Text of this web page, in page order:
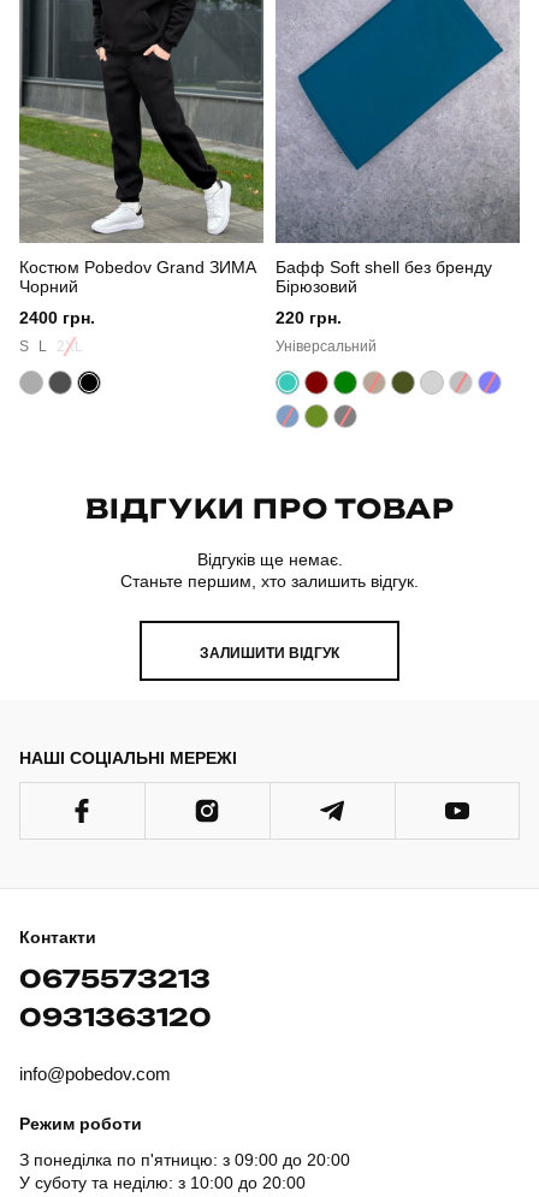
зима
чорний
Матеріал спецматеріал
Костюм Pobedov Grand ЗИМА
Чорний
2400 грн.
S L 2XL
Бафф Soft shell без бренду
Бірюзовий
220 грн.
Універсальний
ВІДГУКИ ПРО ТОВАР
Відгуків ще немає.
Станьте першим, хто залишить відгук.
ЗАЛИШИТИ ВІДГУК
НАШІ СОЦІАЛЬНІ МЕРЕЖІ
Контакти
0675573213
0931363120
info@pobedov.com
Режим роботи
З понеділка по п'ятницю: з 09:00 до 20:00
У суботу та неділю: з 10:00 до 20:00